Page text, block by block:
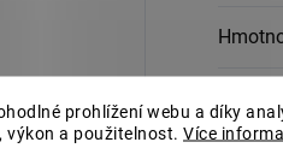
prohlížení webu a díky
výkon a použitelnost. Více